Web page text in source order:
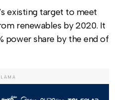
existing target to meet
renewables by 2020. It
power share by the end of